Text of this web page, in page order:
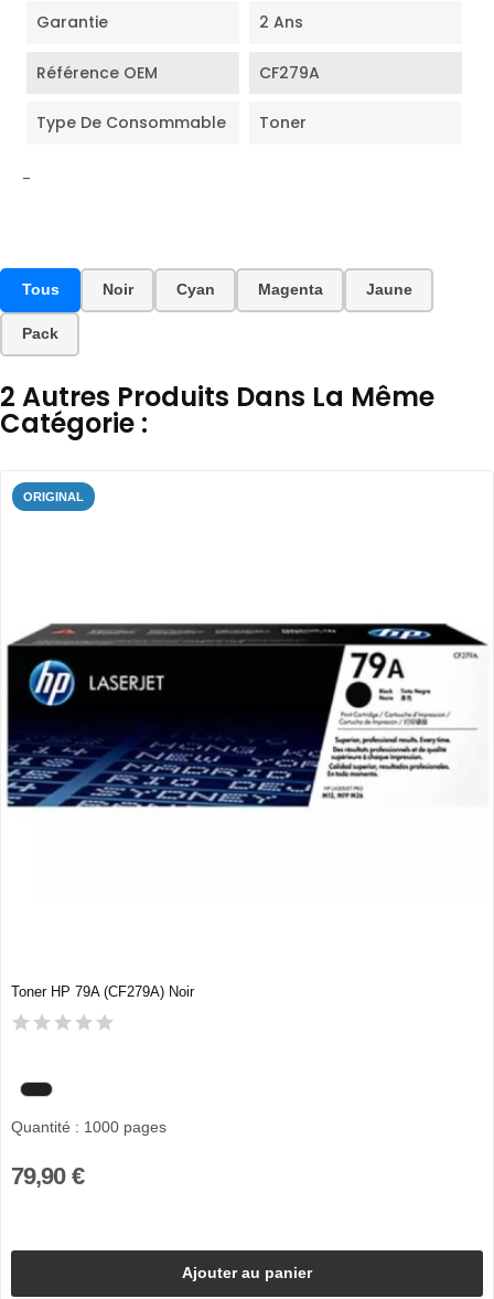
Garantie 2 Ans
Référence OEM CF279A
Type De Consommable Toner
-
Tous Noir Cyan Magenta Jaune
Pack
2 Autres Produits Dans La Même
Catégorie :
ORIGINAL
Toner HP 79A (CF279A) Noir
Quantité : 1000 pages
79,90 €
Ajouter au panier